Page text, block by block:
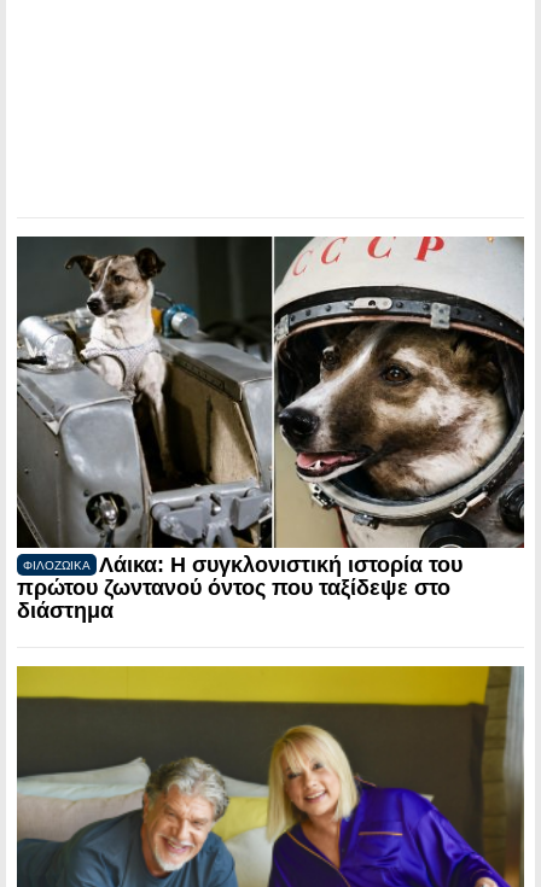
ΦΙΛΟΖΩΙΚΑ
Λάικα: Η συγκλονιστική ιστορία του
πρώτου ζωντανού όντος που ταξίδεψε στο
διάστημα